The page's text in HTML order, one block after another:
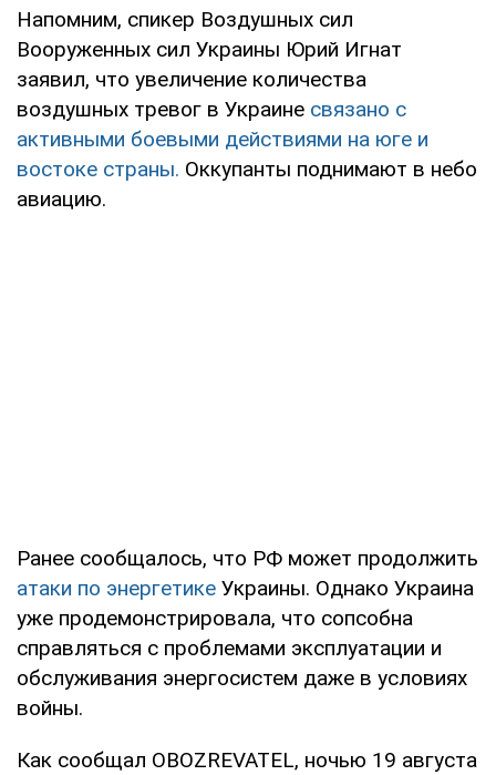
Напомним, спикер Воздушных сил
Вооруженных сил Украины Юрий Игнат
заявил, что увеличение количества
воздушных тревог в Украине связано с
активными боевыми действиями на юге и
востоке страны. Оккупанты поднимают в небо
авиацию.
Ранее сообщалось, что РФ может продолжить
атаки по энергетике Украины. Однако Украина
уже продемонстрировала, что сопсобна
справляться с проблемами эксплуатации и
обслуживания энергосистем даже в условиях
войны.
Как сообщал OBOZREVATEL, ночью 19 августа